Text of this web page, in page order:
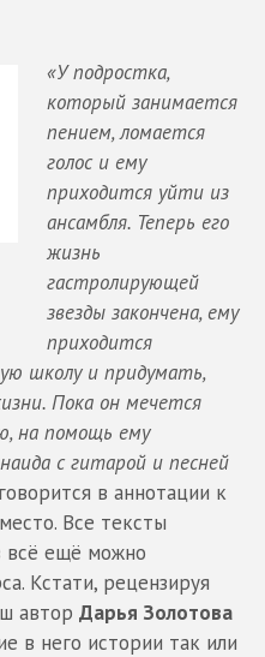
«У подростка,
который занимается
пением, ломается
голос и ему
приходится уйти из
ансамбля. Теперь его
жизнь
гастролирующей
звезды закончена, ему
приходится
школу и придумать,
Пока он мечется
на помощь ему
с гитарой и песней
в аннотации к
Все тексты
всё ещё можно
Кстати, рецензируя
автор Дарья Золотова
в него истории так или